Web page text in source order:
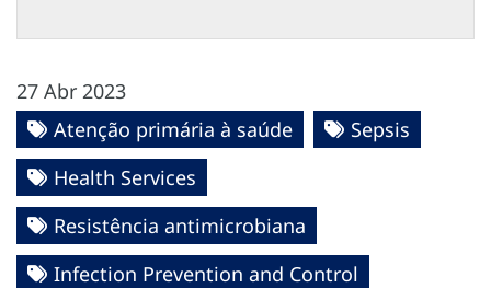
27 Abr 2023
Atenção primária à saúde
Sepsis
Health Services
Resistência antimicrobiana
Infection Prevention and Control